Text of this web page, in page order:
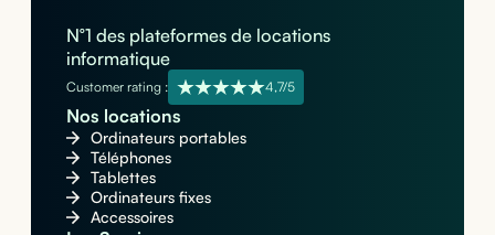
N°1 des plateformes de locations
informatique
Customer rating : 4,7/5
Nos locations
Ordinateurs portables
Téléphones
Tablettes
Ordinateurs fixes
Accessoires